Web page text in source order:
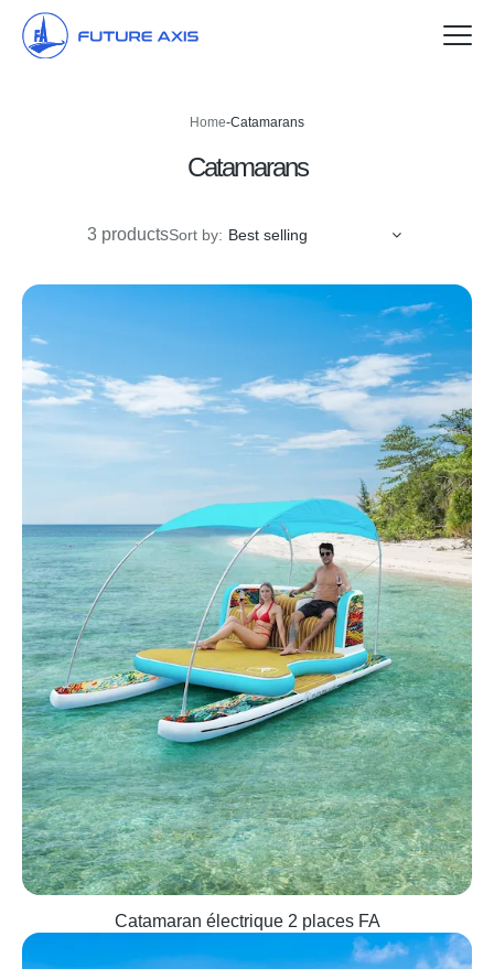
Agents
À propos de nous
Contactez-nous
Home-Catamarans
Catamarans
3 productsSort by: Best selling
Quick view
Catamaran électrique 2 places FA